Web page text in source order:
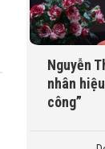
Nguyễn
nhân
công”